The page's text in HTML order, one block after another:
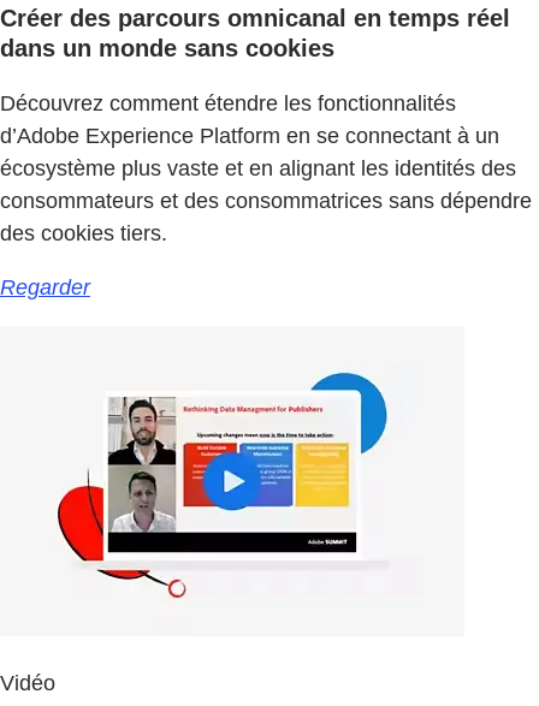
Créer des parcours omnicanal en temps réel
dans un monde sans cookies
Découvrez comment étendre les fonctionnalités
d’Adobe Experience Platform en se connectant à un
écosystème plus vaste et en alignant les identités des
consommateurs et des consommatrices sans dépendre
des cookies tiers.
Regarder
Vidéo